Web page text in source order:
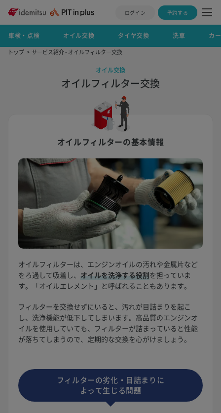
ログイン 予約する
車検・点検 オイル交換 タイヤ交換 洗車 カ
トップ サービス紹介 - オイルフィルター交換
オイル交換
オイルフィルター交換
オイルフィルターの基本情報
オイルフィルターは、エンジンオイルの汚れや金属片など
をろ過して吸着し、 オイルを洗浄する役割を担っていま
す。「オイルエレメント」と呼ばれることもあります。
フィルターを交換せずにいると、汚れが目詰まりを起こ
し、洗浄機能が低下してしまいます。高品質のエンジンオ
イルを使用していても、フィルターが詰まっていると性能
が落ちてしまうので、定期的な交換を心がけましょう。
フィルターの劣化・目詰まりに
よって生じる問題